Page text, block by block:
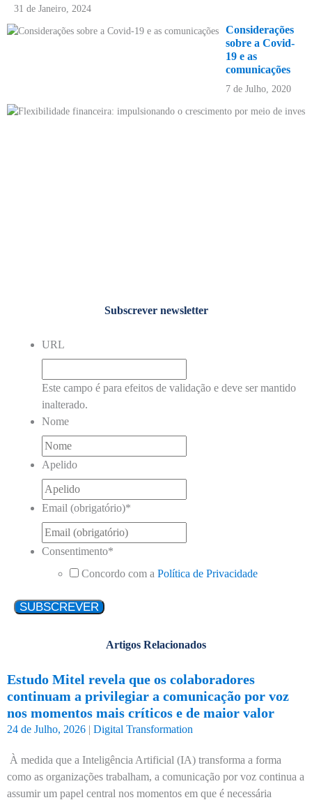
31 de Janeiro, 2024
Considerações
sobre a Covid-
19 e as
comunicações
7 de Julho, 2020
Subscrever newsletter
URL
Este campo é para efeitos de validação e deve ser mantido
inalterado.
Nome
Apelido
Email (obrigatório)*
Consentimento*
Concordo com a Política de Privacidade
Artigos Relacionados
Estudo Mitel revela que os colaboradores
continuam a privilegiar a comunicação por voz
nos momentos mais críticos e de maior valor
24 de Julho, 2026 | Digital Transformation
À medida que a Inteligência Artificial (IA) transforma a forma
como as organizações trabalham, a comunicação por voz continua a
assumir um papel central nos momentos em que é necessária